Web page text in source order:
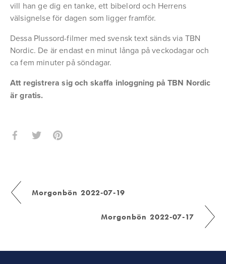
vill han ge dig en tanke, ett bibelord och Herrens
välsignelse för dagen som ligger framför.
Dessa Plussord-filmer med svensk text sänds via TBN
Nordic. De är endast en minut långa på veckodagar och
ca fem minuter på söndagar.
Att registrera sig och skaffa inloggning på TBN Nordic
är gratis.
Morgonbön 2022-07-19
Morgonbön 2022-07-17